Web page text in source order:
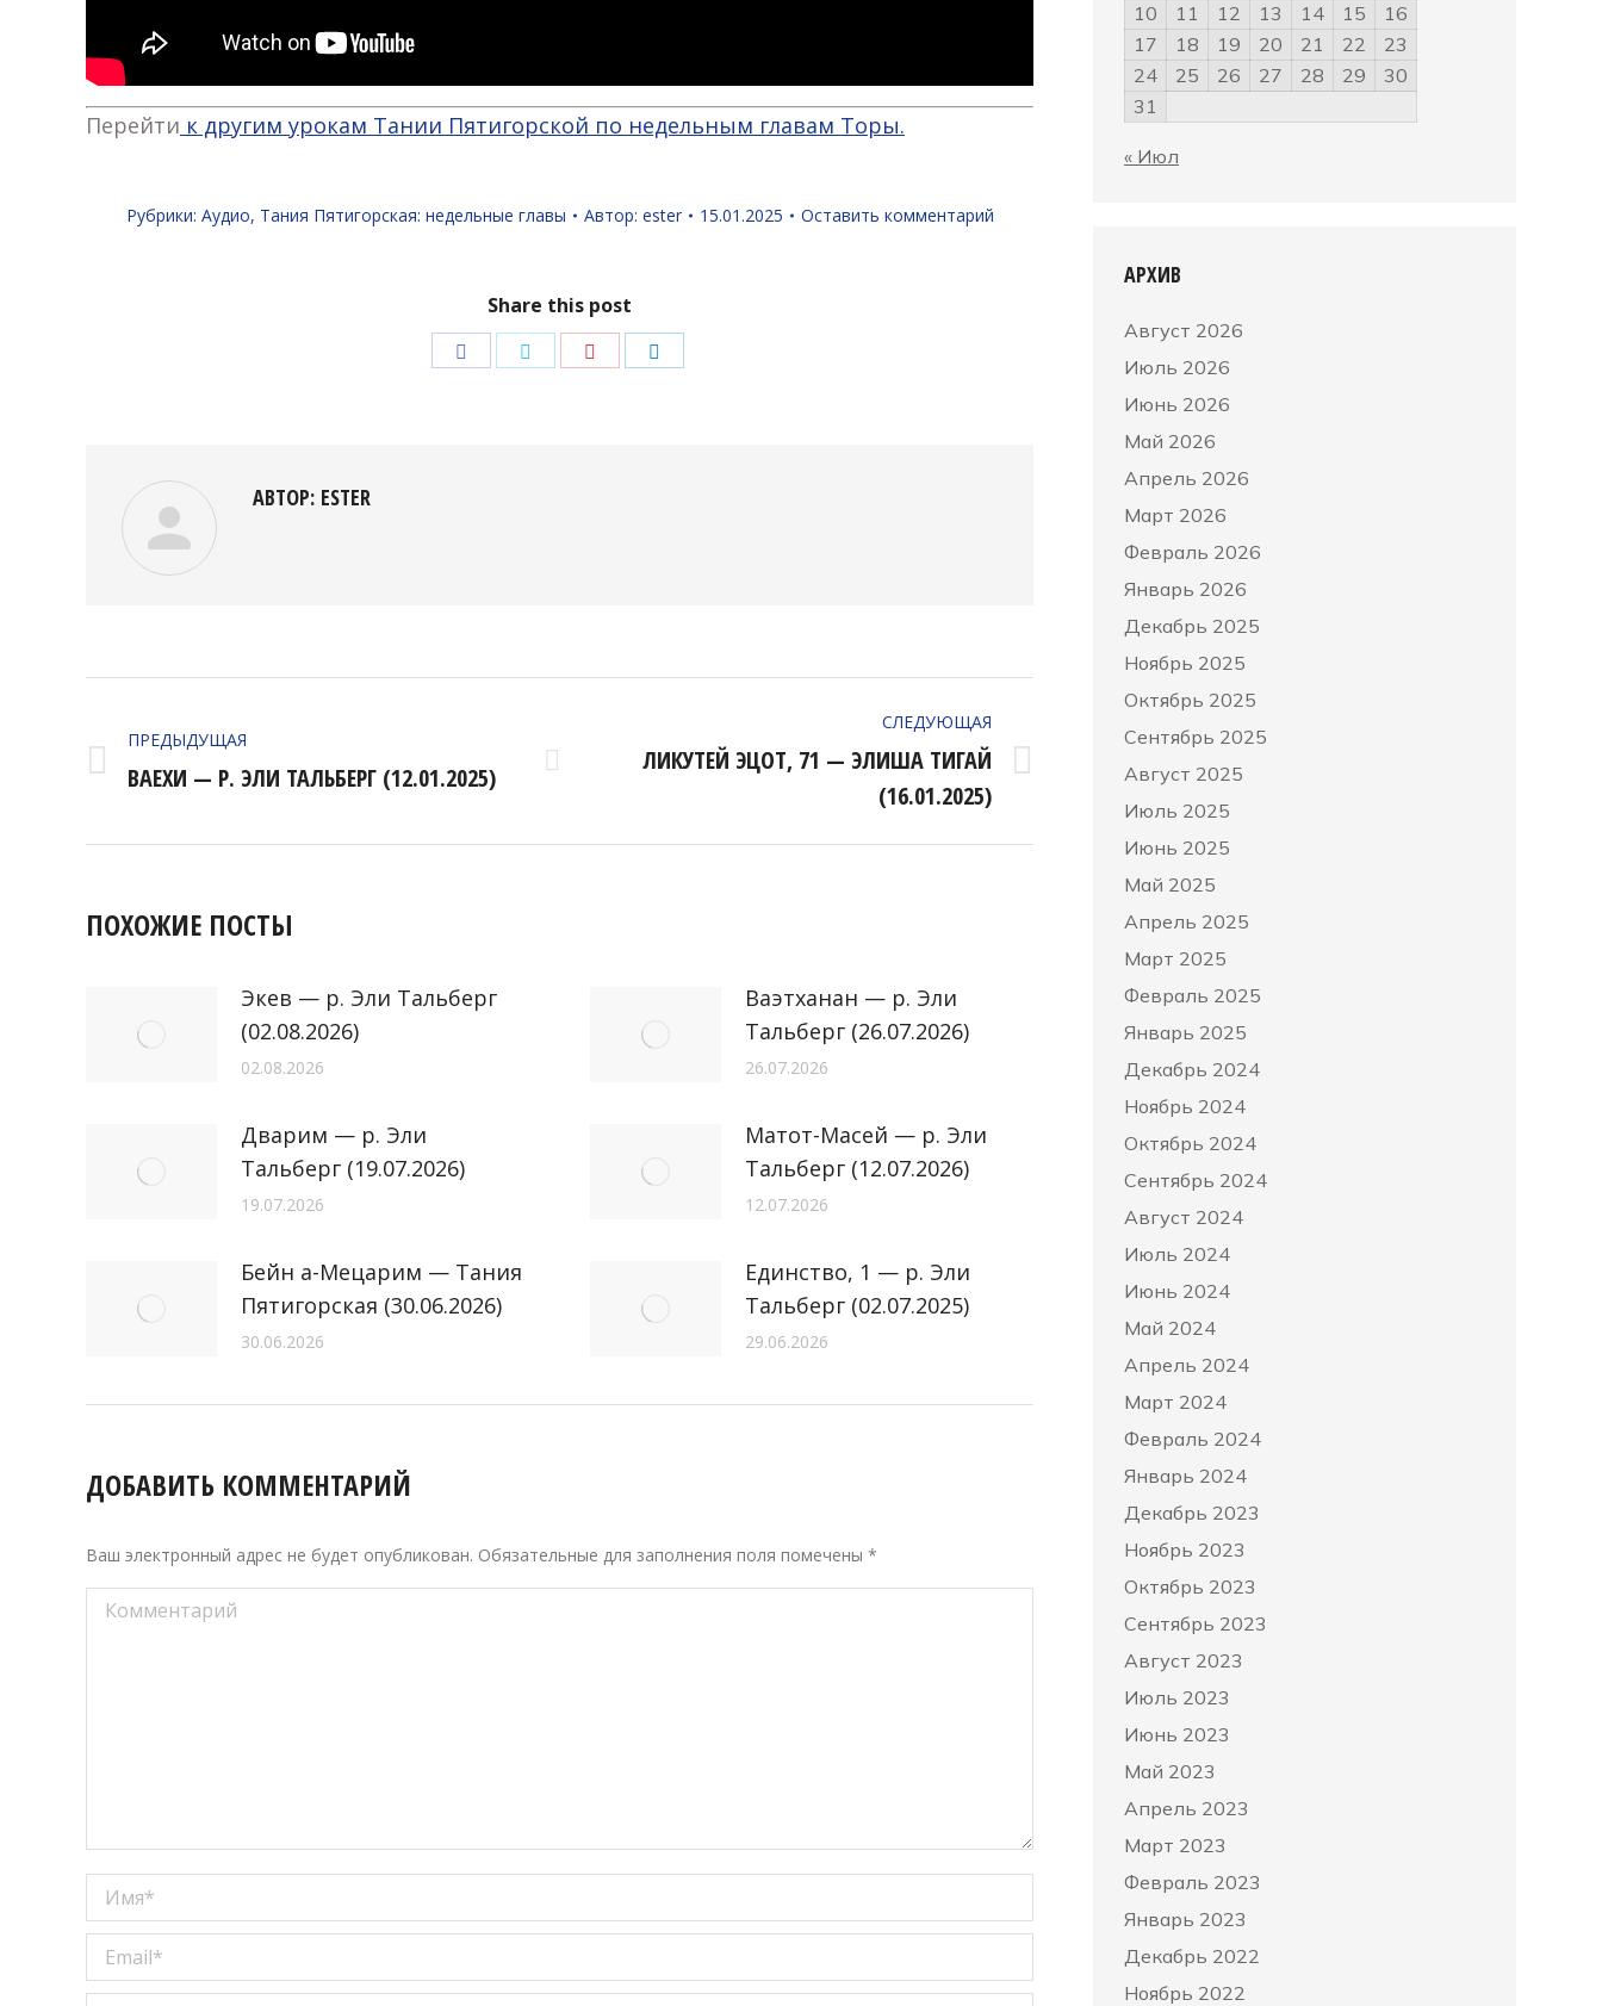
Перейти к другим урокам Тании Пятигорской по недельным главам Торы.
Рубрики: Аудио, Тания Пятигорская: недельные главы Автор: ester 15.01.2025 Оставить комментарий
Share this post
ПоделитьсяПоделитьсяПоделиться
АВТОР: ESTER
ПО
ЗАПИСЯМ
ПРЕДЫДУЩАЯ
Предыдущая
ВАЕХИ — Р. ЭЛИ ТАЛЬБЕРГ (12.01.2025)
СЛЕДУЮЩАЯ
Следующая
ЛИКУТЕЙ ЭЦОТ, 71 — ЭЛИША ТИГАЙ
(16.01.2025)
ПОХОЖИЕ ПОСТЫ
Экев — р. Эли Тальберг
(02.08.2026)
02.08.2026
Ваэтханан — р. Эли
Тальберг (26.07.2026)
26.07.2026
Дварим — р. Эли
Тальберг (19.07.2026)
19.07.2026
Матот-Масей — р. Эли
Тальберг (12.07.2026)
12.07.2026
Бейн а-Мецарим — Тания
Пятигорская (30.06.2026)
30.06.2026
Единство, 1 — р. Эли
Тальберг (02.07.2025)
29.06.2026
ДОБАВИТЬ КОММЕНТАРИЙ
Ваш электронный адрес не будет опубликован. Обязательные для заполнения поля помечены *
Комментарий
Имя *
Email *
10
11 12 13 14 15
16
17
18 19 20 21 22
23
24
25 26 27 28 29
30
31
« Июл
АРХИВ
Август 2026
Июль 2026
Июнь 2026
Май 2026
Апрель 2026
Март 2026
Февраль 2026
Январь 2026
Декабрь 2025
Ноябрь 2025
Октябрь 2025
Сентябрь 2025
Август 2025
Июль 2025
Июнь 2025
Май 2025
Апрель 2025
Март 2025
Февраль 2025
Январь 2025
Декабрь 2024
Ноябрь 2024
Октябрь 2024
Сентябрь 2024
Август 2024
Июль 2024
Июнь 2024
Май 2024
Апрель 2024
Март 2024
Февраль 2024
Январь 2024
Декабрь 2023
Ноябрь 2023
Октябрь 2023
Сентябрь 2023
Август 2023
Июль 2023
Июнь 2023
Май 2023
Апрель 2023
Март 2023
Февраль 2023
Январь 2023
Декабрь 2022
Ноябрь 2022